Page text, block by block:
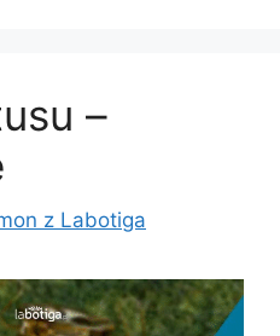
–
z Labotiga